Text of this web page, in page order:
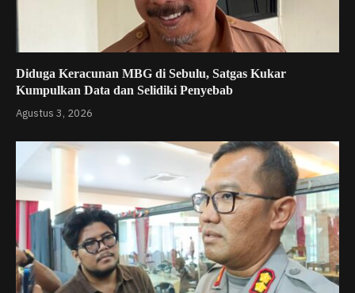
Diduga Keracunan MBG di Sebulu, Satgas Kukar
Kumpulkan Data dan Selidiki Penyebab
Agustus 3, 2026